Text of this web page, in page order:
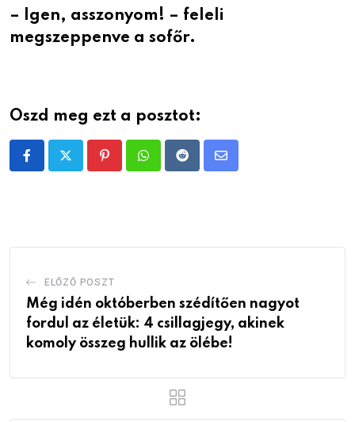
– Igen, asszonyom! – feleli
megszeppenve a sofőr.
Oszd meg ezt a posztot:
PinterestWhatsappRedditShare
ELŐZŐ POSZT
Még idén októberben szédítően nagyot
fordul az életük: 4 csillagjegy, akinek
komoly összeg hullik az ölébe!